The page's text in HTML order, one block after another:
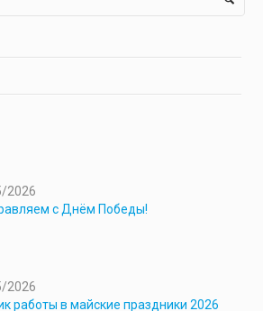
2026
с Днём Победы!
2026
работы в майские праздники 2026